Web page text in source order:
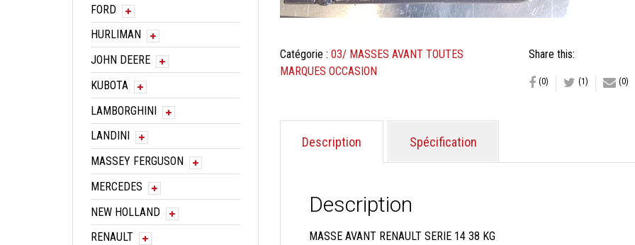
Catégorie : 03/ MASSES AVANT TOUTES
MARQUES OCCASION
Share this:
(0) (1) (0)
Description Spécification
Description
MASSE AVANT RENAULT SERIE 14 38 KG
FORD
HURLIMAN
JOHN DEERE
KUBOTA
LAMBORGHINI
LANDINI
MASSEY FERGUSON
MERCEDES
NEW HOLLAND
RENAULT